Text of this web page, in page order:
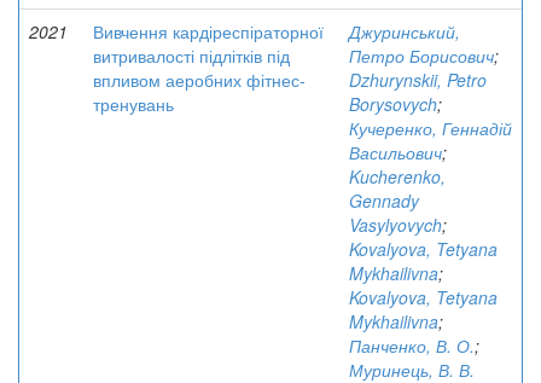
2021
Вивчення кардіреспіраторної
витривалості підлітків під
впливом аеробних фітнес-
тренувань
Джуринський,
Петро Борисович;
Dzhurynskii, Petro
Borysovych;
Кучеренко, Геннадій
Васильович;
Kucherenko,
Gennady
Vasylyovych;
Kovalyova, Tetyana
Mykhailivna;
Kovalyova, Tetyana
Mykhailivna;
Панченко, В. О.;
Муринець, В. В.